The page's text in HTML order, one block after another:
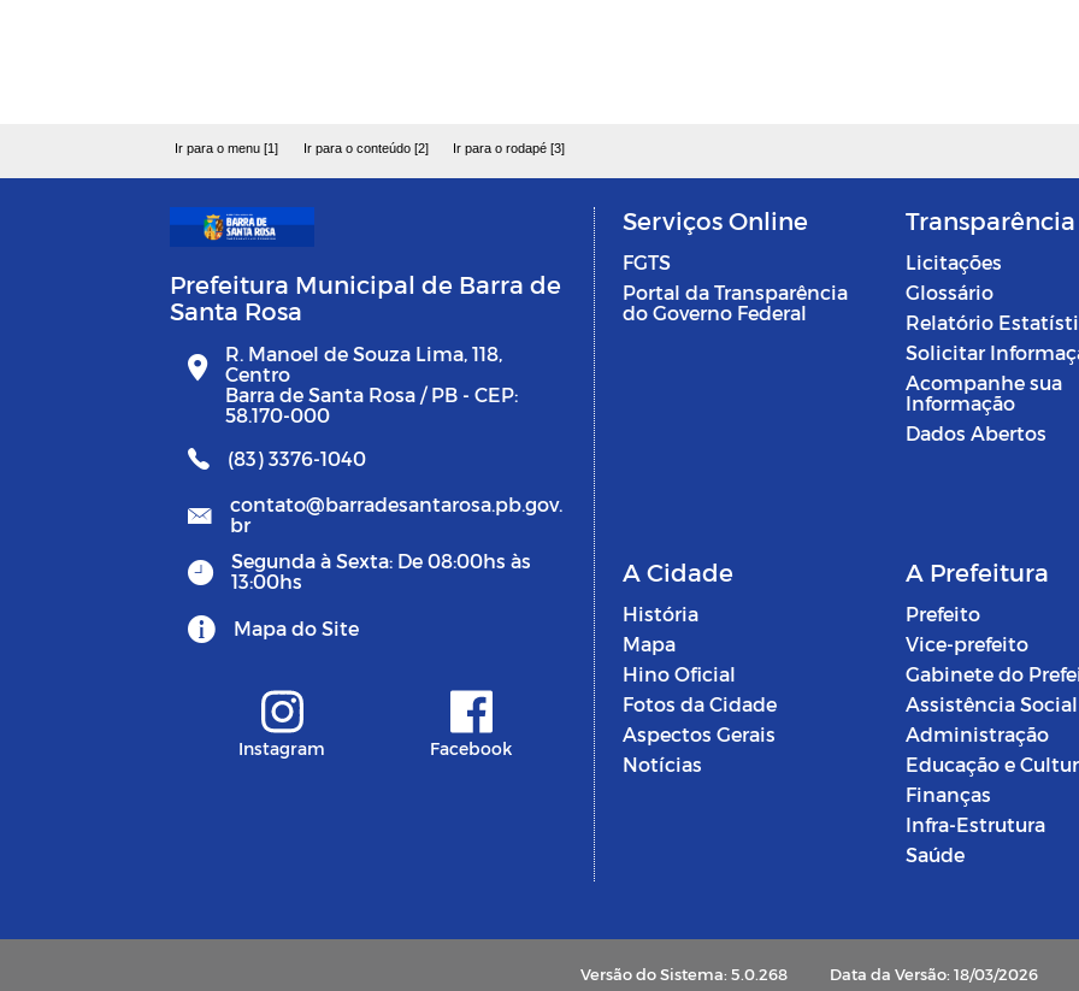
Ir para o menu [1] Ir para o conteúdo [2] Ir para o rodapé [3]
Prefeitura Municipal de Barra de
Santa Rosa
R. Manoel de Souza Lima, 118,
Centro
Barra de Santa Rosa / PB - CEP:
58.170-000
(83) 3376-1040
contato@barradesantarosa.pb.gov.
br
Segunda à Sexta: De 08:00hs às
13:00hs
Mapa do Site
Instagram Facebook
Serviços Online
FGTS
Portal da Transparência
do Governo Federal
Transparência
Licitações
Glossário
Relatório
Solicitar
Acompanhe sua
Informação
Dados Abertos
A Cidade
História
Mapa
Hino Oficial
Fotos da Cidade
Aspectos Gerais
Notícias
A Prefeitura
Prefeito
Vice-prefeito
Gabinete do
Assistência Social
Administração
Educação e
Finanças
Infra-Estrutura
Saúde
Versão do Sistema: 5.0.268 Data da Versão: 18/03/2026